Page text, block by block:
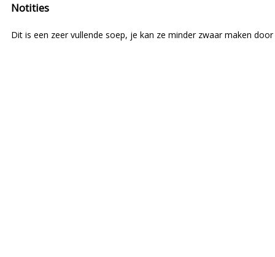
Notities
Dit is een zeer vullende soep, je kan ze minder zwaar maken